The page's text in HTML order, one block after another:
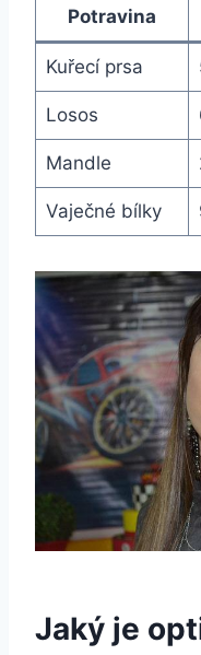
Potravina
Kuřecí prsa
Losos
Mandle
Vaječné bílky
Jaký je